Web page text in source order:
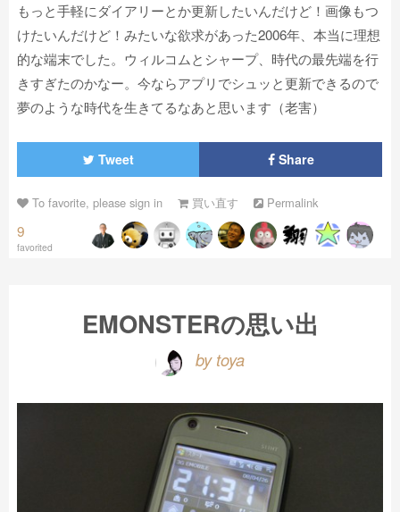
もっと手軽にダイアリーとか更新したいんだけど！画像もつ
けたいんだけど！みたいな欲求があった2006年、本当に理想
的な端末でした。ウィルコムとシャープ、時代の最先端を行
きすぎたのかなー。今ならアプリでシュッと更新できるので
夢のような時代を生きてるなあと思います（老害）
Tweet Share
To favorite, please sign in 買い直す Permalink
9
favorited
EMONSTERの思い出
by toya